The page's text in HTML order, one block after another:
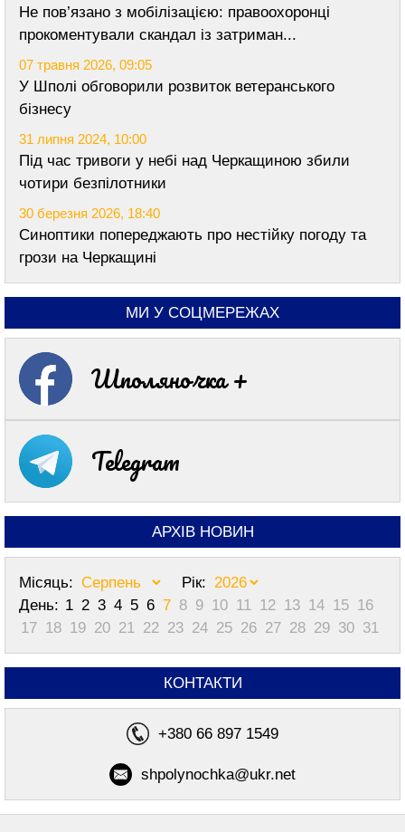
Не пов’язано з мобілізацією: правоохоронці
прокоментували скандал із затриман...
07 травня 2026, 09:05
У Шполі обговорили розвиток ветеранського
бізнесу
31 липня 2024, 10:00
Під час тривоги у небі над Черкащиною збили
чотири безпілотники
30 березня 2026, 18:40
Синоптики попереджають про нестійку погоду та
грози на Черкащині
МИ У СОЦМЕРЕЖАХ
Шполяночка +
Telegram
АРХІВ НОВИН
Місяць:
Рік:
День: 1 2 3 4 5 6 7 8 9 10 11 12 13 14 15 16
17 18 19 20 21 22 23 24 25 26 27 28 29 30 31
КОНТАКТИ
+380 66 897 1549
shpolynochka@ukr.net